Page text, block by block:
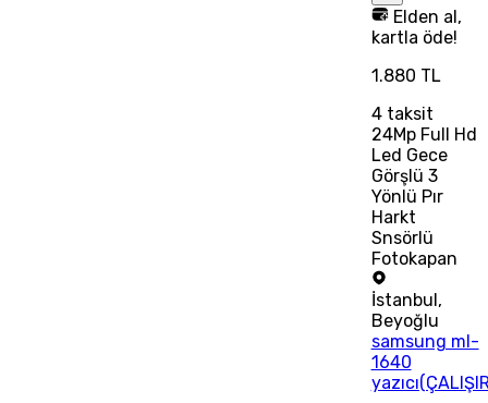
Elden al,
kartla öde!
1.880 TL
4taksit
24Mp Full Hd
Led Gece
Görşlü 3
Yönlü Pır
Harkt
Snsörlü
Fotokapan
İstanbul ,
Beyoğlu
samsung ml-
1640